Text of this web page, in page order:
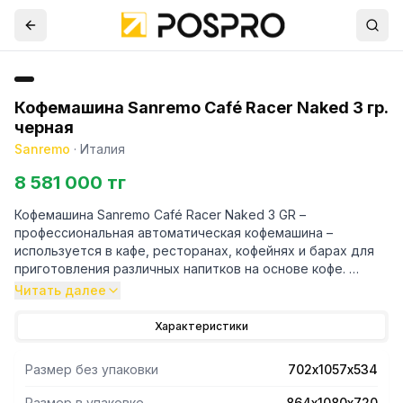
Кофемашина Sanremo Café Racer Naked 3 гр.
черная
Sanremo · Италия
8 581 000 тг
Кофемашина Sanremo Café Racer Naked 3 GR –
профессиональная автоматическая кофемашина –
используется в кафе, ресторанах, кофейнях и барах для
приготовления различных напитков на основе кофе.
Группы изготовлены из нержавеющей стали AISI 316L.
Высота группы регулируется при помощи фиксации
краном для подачи горячей воды.
PID регулировка температуры воды позволяет
Читать далее
Характеристики
Размер без упаковки 702х1057х534